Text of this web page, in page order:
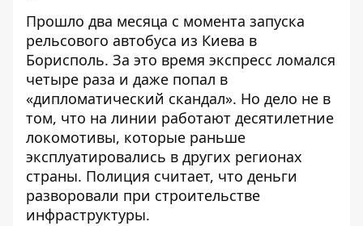
Прошло два месяца с момента запуска
рельсового автобуса из Киева в
Борисполь. За это время экспресс ломался
четыре раза и даже попал в
«дипломатический скандал». Но дело не в
том, что на линии работают десятилетние
локомотивы, которые раньше
эксплуатировались в других регионах
страны. Полиция считает, что деньги
разворовали при строительстве
инфраструктуры.